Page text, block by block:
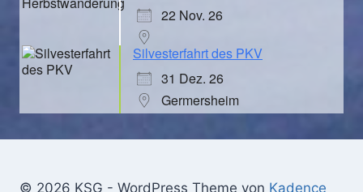
22 Nov. 26
Silvesterfahrt des PKV
31 Dez. 26
Germersheim
© 2026 KSG - WordPress Theme von Kadence